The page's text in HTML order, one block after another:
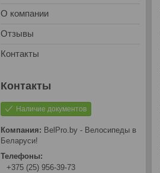
О компании
Отзывы
Контакты
Наличие документов
BelPro.by - Велосипеды в
Беларуси!
+375 (25) 956-39-73